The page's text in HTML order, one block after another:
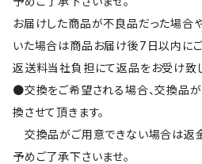
お届けした商品が不良品だった場合
いた場合は商品お届け後7日以内にご
返送料当社負担にて返品をお受け致し
●交換をご希望される場合、交換品
換させて頂きます。
交換品がご用意できない場合は返
予めご了承下さいませ。